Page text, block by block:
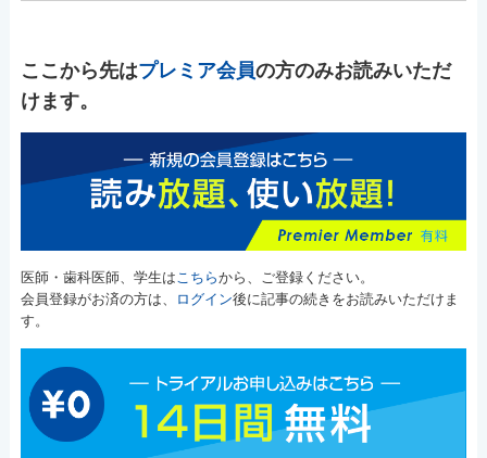
ここから先はプレミア会員の方のみお読みいただ
けます。
医師・歯科医師、学生は こちらから、ご登録ください。
会員登録がお済の方は、
ログイン後に記事の続きをお読みいただけま
す。